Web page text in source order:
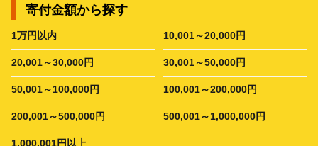
寄付金額から探す
1万円以内 10,001～20,000円
20,001～30,000円 30,001～50,000円
50,001～100,000円 100,001～200,000円
200,001～500,000円 500,001～1,000,000円
1,000,001円以上